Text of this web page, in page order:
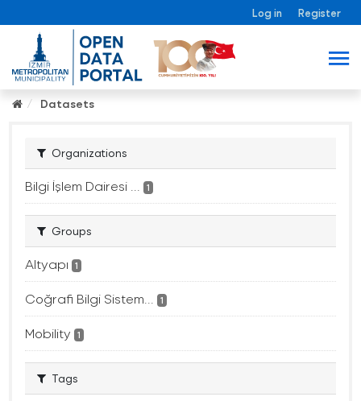
Log in Register
Datasets
Organizations
Bilgi İşlem Dairesi ... 1
Groups
Altyapı 1
Coğrafi Bilgi Sistem... 1
Mobility 1
Tags